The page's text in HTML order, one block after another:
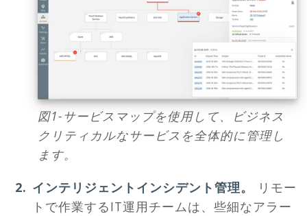
図1-サービスマップを使用して、ビジネス
クリティカルなサービスを全体的に管理し
ます。
インテリジェントインシデント管理。
リモー
トで作業するIT運用チームは、些細なアラー